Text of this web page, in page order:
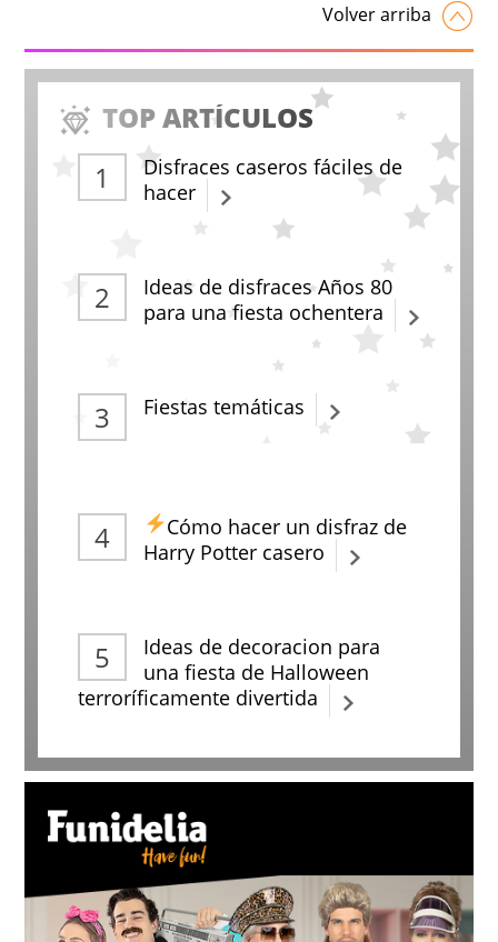
Volver arriba
TOP ARTÍCULOS
Disfraces caseros fáciles de
hacer
Ideas de disfraces Años 80
para una fiesta ochentera
Fiestas temáticas
Cómo hacer un disfraz de
Harry Potter casero
Ideas de decoracion para
una fiesta de Halloween
terroríficamente divertida